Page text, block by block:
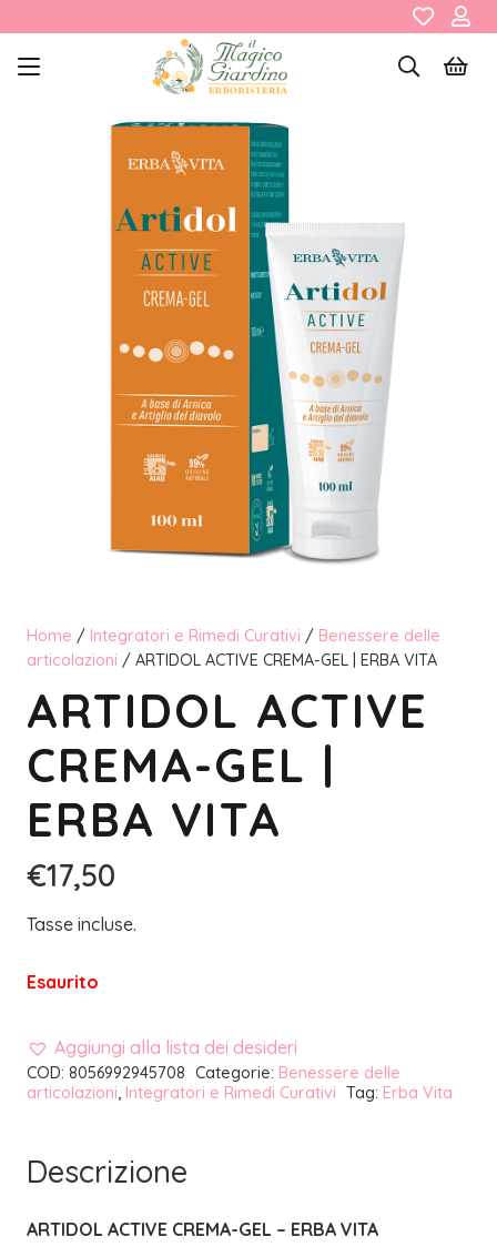
Home / Integratori e Rimedi Curativi / Benessere delle
articolazioni / ARTIDOL ACTIVE CREMA-GEL | ERBA VITA
ARTIDOL ACTIVE
CREMA-GEL |
ERBA VITA
€17,50
Tasse incluse.
Esaurito
Aggiungi alla lista dei desideri
COD: 8056992945708 Categorie: Benessere delle
articolazioni Integratori e Rimedi Curativi Tag: Erba Vita
Descrizione
ARTIDOL ACTIVE CREMA-GEL – ERBA VITA